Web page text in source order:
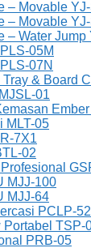
– Movable
– Movable
– Water Jump
05M
07N
& Board
01
MLT-05
7X1
02
MJJ-100
MJJ-64
PCLP-52
Portabel TSP-
PRB-05